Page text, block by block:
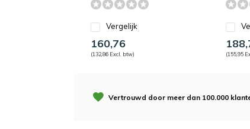
Vergelijk
160,76
(132,86 Excl. btw) (155,95
Vertrouwd door meer dan 100.000